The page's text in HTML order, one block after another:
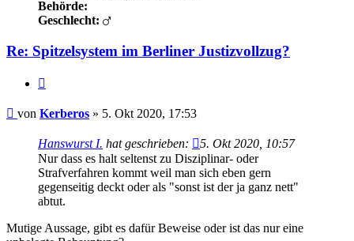
Behörde:
Geschlecht:
Re: Spitzelsystem im Berliner Justizvollzug?
Beitrag
von Kerberos » 5. Okt 2020, 17:53
Hanswurst I. hat geschrieben:
5. Okt 2020, 10:57
Nur dass es halt seltenst zu Disziplinar- oder
Strafverfahren kommt weil man sich eben gern
gegenseitig deckt oder als "sonst ist der ja ganz nett"
abtut.
Mutige Aussage, gibt es dafür Beweise oder ist das nur eine